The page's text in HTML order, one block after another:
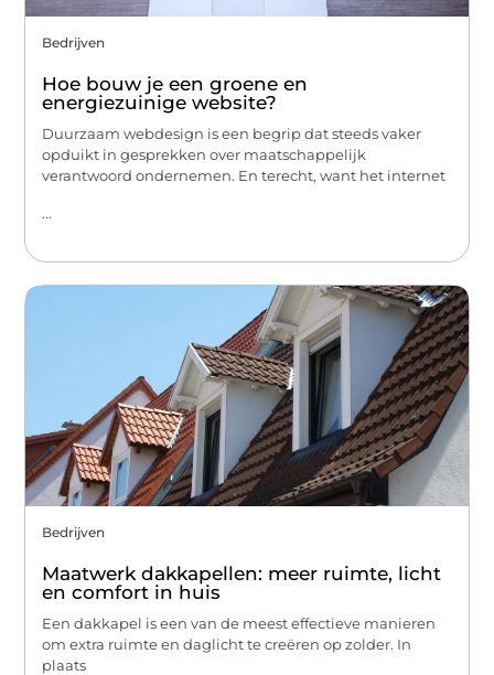
Bedrijven
Hoe bouw je een groene en
energiezuinige website?
Duurzaam webdesign is een begrip dat steeds vaker
opduikt in gesprekken over maatschappelijk
verantwoord ondernemen. En terecht, want het internet
...
Bedrijven
Maatwerk dakkapellen: meer ruimte, licht
en comfort in huis
Een dakkapel is een van de meest effectieve manieren
om extra ruimte en daglicht te creëren op zolder. In
plaats